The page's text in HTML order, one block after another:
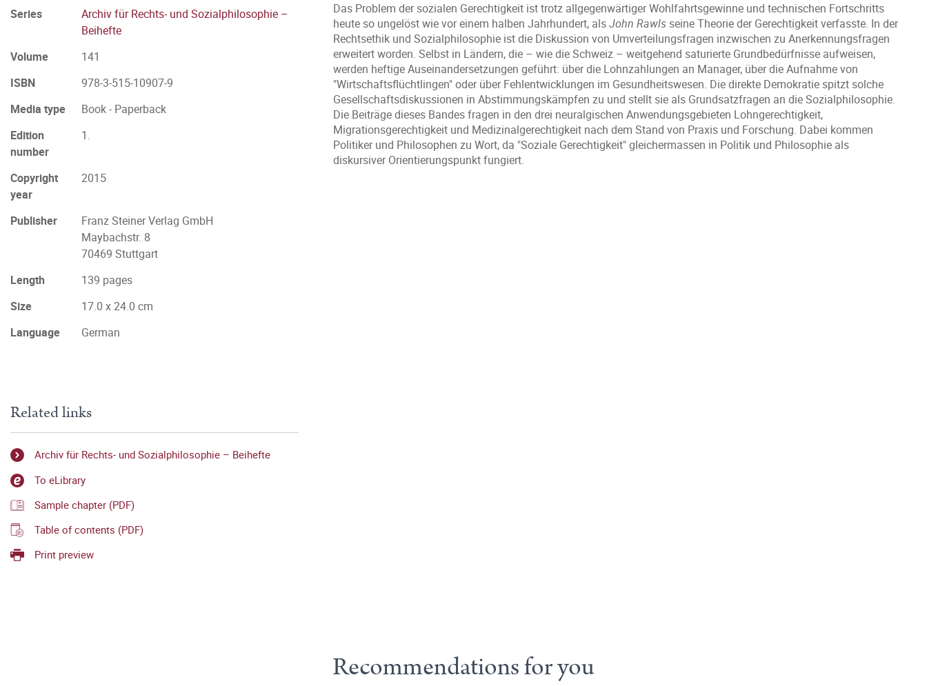
Das Problem der sozialen Gerechtigkeit ist trotz allgegenwärtiger Wohlfahrtsgewinne und technischen Fortschritts
heute so ungelöst wie vor einem halben Jahrhundert, alsJohn Rawls seine Theorie der Gerechtigkeit verfasste. In der
Rechtsethik und Sozialphilosophie ist die Diskussion von Umverteilungsfragen inzwischen zu Anerkennungsfragen
erweitert worden. Selbst in Ländern, die – wie die Schweiz – weitgehend saturierte Grundbedürfnisse aufweisen,
werden heftige Auseinandersetzungen geführt: über die Lohnzahlungen an Manager, über die Aufnahme von
"Wirtschaftsflüchtlingen" oder über Fehlentwicklungen im Gesundheitswesen. Die direkte Demokratie spitzt solche
Gesellschaftsdiskussionen in Abstimmungskämpfen zu und stellt sie als Grundsatzfragen an die Sozialphilosophie.
Die Beiträge dieses Bandes fragen in den drei neuralgischen Anwendungsgebieten Lohngerechtigkeit,
Migrationsgerechtigkeit und Medizinalgerechtigkeit nach dem Stand von Praxis und Forschung. Dabei kommen
Politiker und Philosophen zu Wort, da "Soziale Gerechtigkeit" gleichermassen in Politik und Philosophie als
diskursiver Orientierungspunkt fungiert.
Series
Archiv für Rechts- und Sozialphilosophie –
Beihefte
Volume
141
ISBN
978-3-515-10907-9
Media type
Book - Paperback
Edition
number
1.
Copyright
year
2015
Publisher
Franz Steiner Verlag GmbH
Maybachstr. 8
70469 Stuttgart
Length
139 pages
Size
17.0 x 24.0 cm
Language
German
Related links
Archiv für Rechts- und Sozialphilosophie – Beihefte
To eLibrary
Sample chapter (PDF)
Table of contents (PDF)
Print preview
Recommendations for you